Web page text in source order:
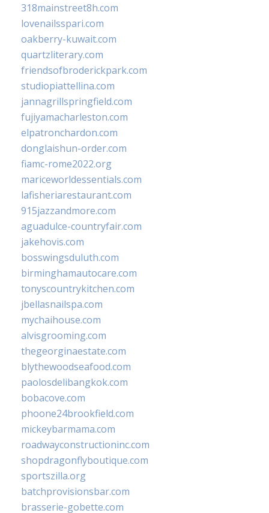
318mainstreet8h.com
lovenailsspari.com
oakberry-kuwait.com
quartzliterary.com
friendsofbroderickpark.com
studiopiattellina.com
jannagrillspringfield.com
fujiyamacharleston.com
elpatronchardon.com
donglaishun-order.com
fiamc-rome2022.org
mariceworldessentials.com
lafisheriarestaurant.com
915jazzandmore.com
aguadulce-countryfair.com
jakehovis.com
bosswingsduluth.com
birminghamautocare.com
tonyscountrykitchen.com
jbellasnailspa.com
mychaihouse.com
alvisgrooming.com
thegeorginaestate.com
blythewoodseafood.com
paolosdelibangkok.com
bobacove.com
phoone24brookfield.com
mickeybarmama.com
roadwayconstructioninc.com
shopdragonflyboutique.com
sportszilla.org
batchprovisionsbar.com
brasserie-gobette.com